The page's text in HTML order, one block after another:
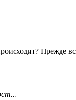
Прежде